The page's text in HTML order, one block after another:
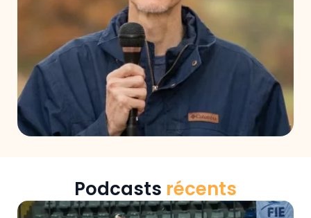
Podcasts récents